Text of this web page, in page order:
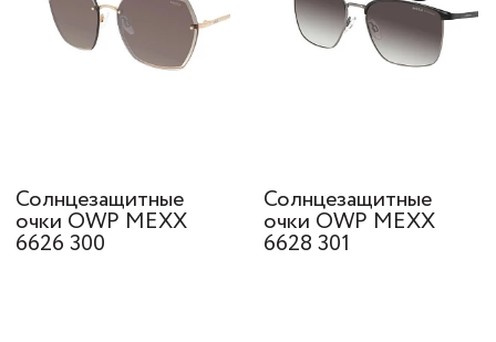
Солнцезащитные
очки OWP MEXX
6626 300
Солнцезащитные
очки OWP MEXX
6628 301